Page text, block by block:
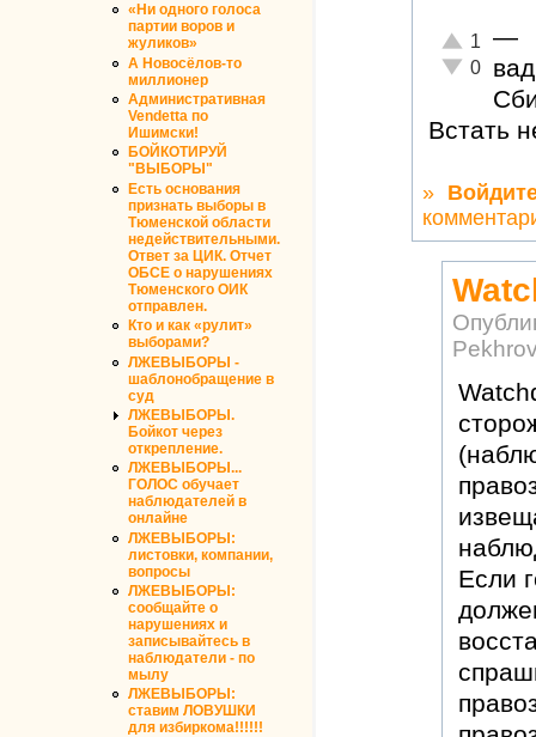
«Ни одного голоса
партии воров и
жуликов»
А Новосёлов-то
миллионер
Административная
Vendetta по
Ишимски!
БОЙКОТИРУЙ
"ВЫБОРЫ"
Есть основания
признать выборы в
Тюменской области
недействительными.
Ответ за ЦИК. Отчет
ОБСЕ о нарушениях
Тюменского ОИК
отправлен.
Кто и как «рулит»
выборами?
ЛЖЕВЫБОРЫ -
шаблонобращение в
суд
ЛЖЕВЫБОРЫ.
Бойкот через
открепление.
ЛЖЕВЫБОРЫ...
ГОЛОС обучает
наблюдателей в
онлайне
ЛЖЕВЫБОРЫ:
листовки, компании,
вопросы
ЛЖЕВЫБОРЫ:
сообщайте о
нарушениях и
записывайтесь в
наблюдатели - по
мылу
ЛЖЕВЫБОРЫ:
ставим ЛОВУШКИ
для избиркома!!!!!!
Отлично!
1
0
—
Встать
»
Если